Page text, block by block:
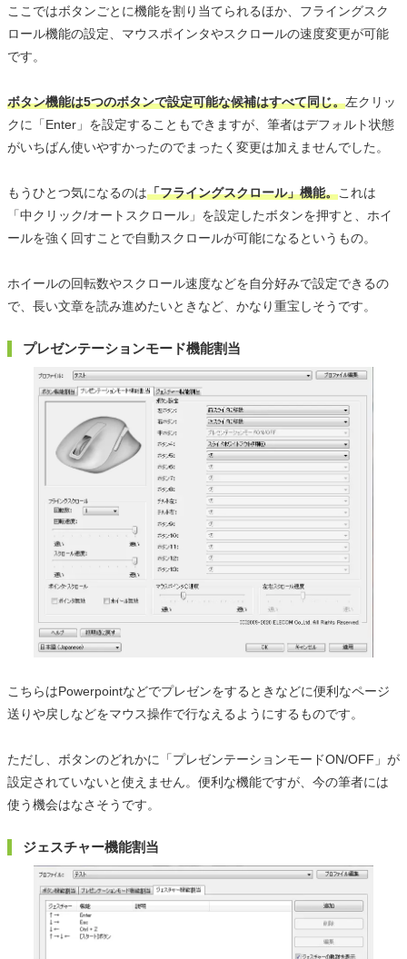
ここではボタンごとに機能を割り当てられるほか、フライングスク
ロール機能の設定、マウスポインタやスクロールの速度変更が可能
です。
ボタン機能は5つのボタンで設定可能な候補はすべて同じ。左クリッ
クに「Enter」を設定することもできますが、筆者はデフォルト状態
がいちばん使いやすかったのでまったく変更は加えませんでした。
もうひとつ気になるのは「フライングスクロール」機能。これは
「中クリック/オートスクロール」を設定したボタンを押すと、ホイ
ールを強く回すことで自動スクロールが可能になるというもの。
ホイールの回転数やスクロール速度などを自分好みで設定できるの
で、長い文章を読み進めたいときなど、かなり重宝しそうです。
プレゼンテーションモード機能割当
こちらはPowerpointなどでプレゼンをするときなどに便利なページ
送りや戻しなどをマウス操作で行なえるようにするものです。
ただし、ボタンのどれかに「プレゼンテーションモードON/OFF」が
設定されていないと使えません。便利な機能ですが、今の筆者には
使う機会はなさそうです。
ジェスチャー機能割当